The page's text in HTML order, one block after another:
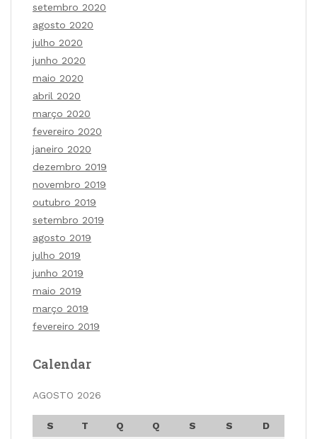
setembro 2020
agosto 2020
julho 2020
junho 2020
maio 2020
abril 2020
março 2020
fevereiro 2020
janeiro 2020
dezembro 2019
novembro 2019
outubro 2019
setembro 2019
agosto 2019
julho 2019
junho 2019
maio 2019
março 2019
fevereiro 2019
Calendar
AGOSTO 2026
S T Q Q S S
D